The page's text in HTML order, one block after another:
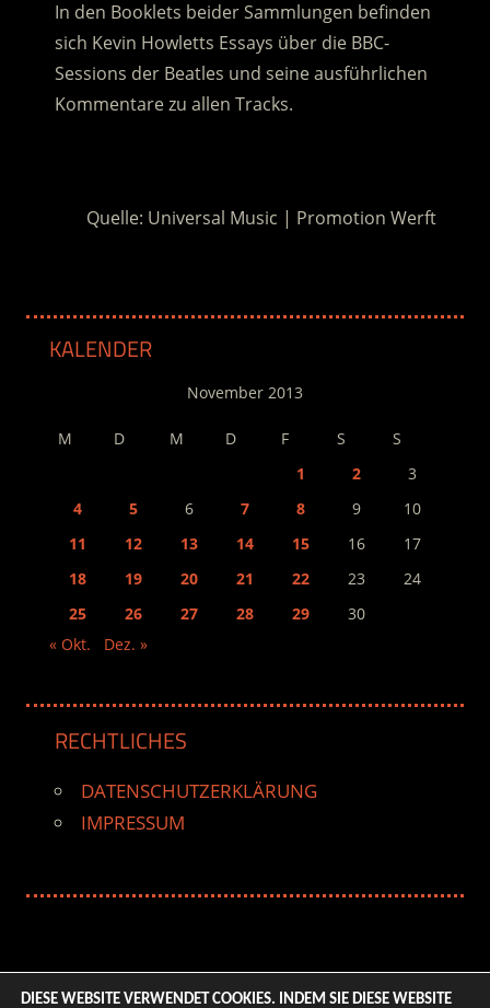
In den Booklets beider Sammlungen befinden
sich Kevin Howletts Essays über die BBC-
Sessions der Beatles und seine ausführlichen
Kommentare zu allen Tracks.
Quelle: Universal Music | Promotion Werft
KALENDER
November 2013
M D M D F S
S
1
2
3
4
5 6 7 8 9
10
11
12 13 14 15 16
17
18
19 20 21 22 23
24
25
26 27 28 29
30
« Okt.
Dez. »
RECHTLICHES
DATENSCHUTZERKLÄRUNG
IMPRESSUM
DIESE WEBSITE VERWENDET COOKIES. INDEM SIE DIESE WEBSITE